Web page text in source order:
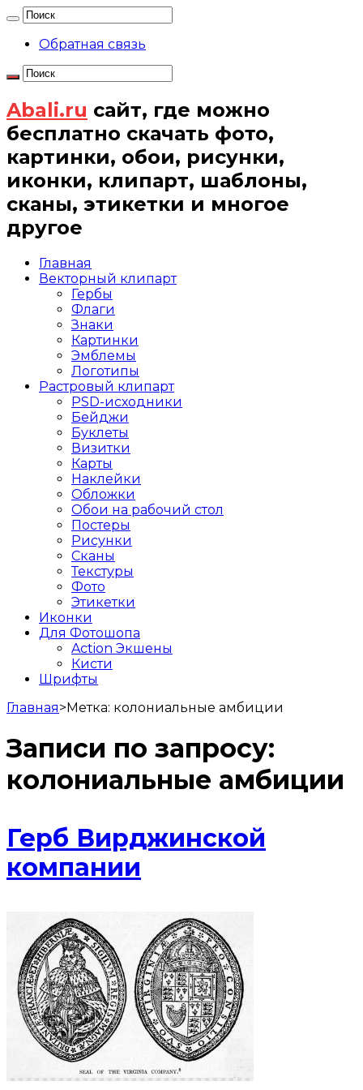
Обратная связь
Abali.ru сайт, где можно
бесплатно скачать фото,
картинки, обои, рисунки,
иконки, клипарт, шаблоны,
сканы, этикетки и многое
другое
Главная
Векторный клипарт
Гербы
Флаги
Знаки
Картинки
Эмблемы
Логотипы
Растровый клипарт
PSD-исходники
Бейджи
Буклеты
Визитки
Карты
Наклейки
Обложки
Обои на рабочий стол
Постеры
Рисунки
Сканы
Текстуры
Фото
Этикетки
Иконки
Для Фотошопа
Action Экшены
Кисти
Шрифты
Главная>Метка: колониальные амбиции
Записи по запросу:
колониальные амбиции
Герб Вирджинской
компании